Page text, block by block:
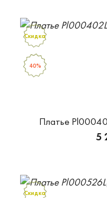
Платье
5
Скидка
40%
Скидка